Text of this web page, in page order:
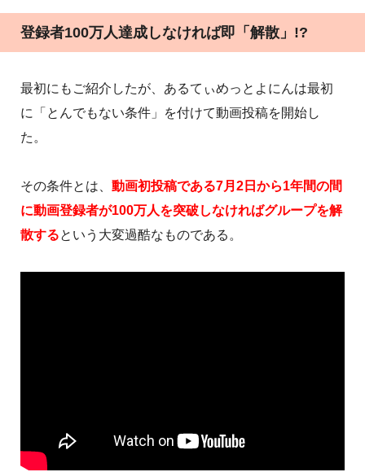
登録者100万人達成しなければ即「解散」!?
最初にもご紹介したが、あるてぃめっとよにんは最初
に「とんでもない条件」を付けて動画投稿を開始し
た。
その条件とは、 動画初投稿である7月2日から1年間の間
に動画登録者が100万人を突破しなければグループを解
散するという大変過酷なものである。